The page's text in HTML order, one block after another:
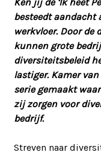
besteedt aandacht
werkvloer. Door
kunnen grote
diversiteitsbeleid
lastiger. Kamer
serie gemaakt
zij zorgen voor
bedrijf.
Streven naar